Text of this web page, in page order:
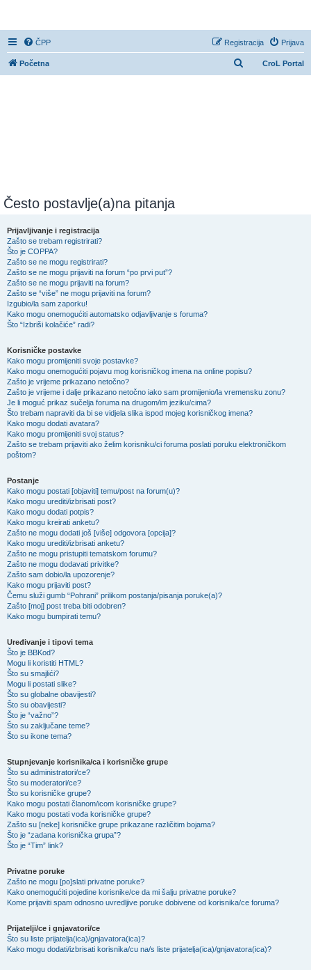
ČPP Prijava
Registracija
CroL Portal
Početna
Često postavlje(a)na pitanja
Prijavljivanje i registracija
Zašto se trebam registrirati?
Što je COPPA?
Zašto se ne mogu registrirati?
Zašto se ne mogu prijaviti na forum “po prvi put”?
Zašto se ne mogu prijaviti na forum?
Zašto se “više” ne mogu prijaviti na forum?
Izgubio/la sam zaporku!
Kako mogu onemogućiti automatsko odjavljivanje s foruma?
Što “Izbriši kolačiće” radi?
Korisničke postavke
Kako mogu promijeniti svoje postavke?
Kako mogu onemogućiti pojavu mog korisničkog imena na online popisu?
Zašto je vrijeme prikazano netočno?
Zašto je vrijeme i dalje prikazano netočno iako sam promijenio/la vremensku zonu?
Je li moguć prikaz sučelja foruma na drugom/im jeziku/cima?
Što trebam napraviti da bi se vidjela slika ispod mojeg korisničkog imena?
Kako mogu dodati avatara?
Kako mogu promijeniti svoj status?
Zašto se trebam prijaviti ako želim korisniku/ci foruma poslati poruku elektroničkom
poštom?
Postanje
Kako mogu postati [objaviti] temu/post na forum(u)?
Kako mogu urediti/izbrisati post?
Kako mogu dodati potpis?
Kako mogu kreirati anketu?
Zašto ne mogu dodati još [više] odgovora [opcija]?
Kako mogu urediti/izbrisati anketu?
Zašto ne mogu pristupiti tematskom forumu?
Zašto ne mogu dodavati privitke?
Zašto sam dobio/la upozorenje?
Kako mogu prijaviti post?
Čemu služi gumb “Pohrani” prilikom postanja/pisanja poruke(a)?
Zašto [moj] post treba biti odobren?
Kako mogu bumpirati temu?
Uređivanje i tipovi tema
Što je BBKod?
Mogu li koristiti HTML?
Što su smajlići?
Mogu li postati slike?
Što su globalne obavijesti?
Što su obavijesti?
Što je “važno”?
Što su zaključane teme?
Što su ikone tema?
Stupnjevanje korisnika/ca i korisničke grupe
Što su administratori/ce?
Što su moderatori/ce?
Što su korisničke grupe?
Kako mogu postati članom/icom korisničke grupe?
Kako mogu postati vođa korisničke grupe?
Zašto su [neke] korisničke grupe prikazane različitim bojama?
Što je “zadana korisnička grupa”?
Što je “Tim” link?
Privatne poruke
Zašto ne mogu [po]slati privatne poruke?
Kako onemogućiti pojedine korisnike/ce da mi šalju privatne poruke?
Kome prijaviti spam odnosno uvredljive poruke dobivene od korisnika/ce foruma?
Prijatelji/ce i gnjavatori/ce
Što su liste prijatelja(ica)/gnjavatora(ica)?
Kako mogu dodati/izbrisati korisnika/cu na/s liste prijatelja(ica)/gnjavatora(ica)?